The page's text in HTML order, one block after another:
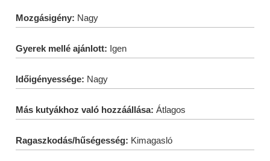
Mozgásigény: Nagy
Gyerek mellé ajánlott: Igen
Időigényessége: Nagy
Más kutyákhoz való hozzáállása: Átlagos
Ragaszkodás/hűségesség: Kimagasló